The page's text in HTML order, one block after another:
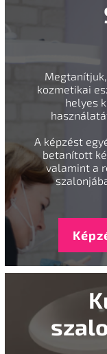
kozmetikai
helyes
A képzést
betanított
valamint a